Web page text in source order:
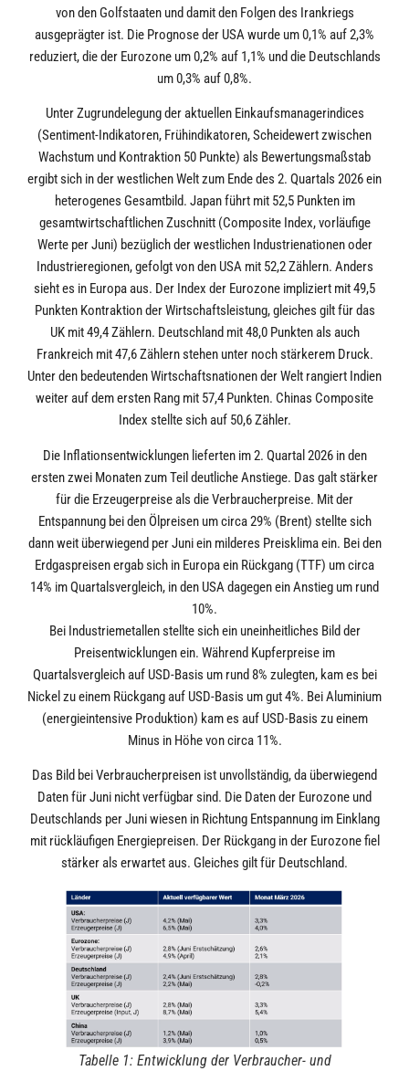
von den Golfstaaten und damit den Folgen des Irankriegs
ausgeprägter ist. Die Prognose der USA wurde um 0,1% auf 2,3%
reduziert, die der Eurozone um 0,2% auf 1,1% und die Deutschlands
um 0,3% auf 0,8%.
Unter Zugrundelegung der aktuellen Einkaufsmanagerindices
(Sentiment-Indikatoren, Frühindikatoren, Scheidewert zwischen
Wachstum und Kontraktion 50 Punkte) als Bewertungsmaßstab
ergibt sich in der westlichen Welt zum Ende des 2. Quartals 2026 ein
heterogenes Gesamtbild. Japan führt mit 52,5 Punkten im
gesamtwirtschaftlichen Zuschnitt (Composite Index, vorläufige
Werte per Juni) bezüglich der westlichen Industrienationen oder
Industrieregionen, gefolgt von den USA mit 52,2 Zählern. Anders
sieht es in Europa aus. Der Index der Eurozone impliziert mit 49,5
Punkten Kontraktion der Wirtschaftsleistung, gleiches gilt für das
UK mit 49,4 Zählern. Deutschland mit 48,0 Punkten als auch
Frankreich mit 47,6 Zählern stehen unter noch stärkerem Druck.
Unter den bedeutenden Wirtschaftsnationen der Welt rangiert Indien
weiter auf dem ersten Rang mit 57,4 Punkten. Chinas Composite
Index stellte sich auf 50,6 Zähler.
Die Inflationsentwicklungen lieferten im 2. Quartal 2026 in den
ersten zwei Monaten zum Teil deutliche Anstiege. Das galt stärker
für die Erzeugerpreise als die Verbraucherpreise. Mit der
Entspannung bei den Ölpreisen um circa 29% (Brent) stellte sich
dann weit überwiegend per Juni ein milderes Preisklima ein. Bei den
Erdgaspreisen ergab sich in Europa ein Rückgang (TTF) um circa
14% im Quartalsvergleich, in den USA dagegen ein Anstieg um rund
10%.
Bei Industriemetallen stellte sich ein uneinheitliches Bild der
Preisentwicklungen ein. Während Kupferpreise im
Quartalsvergleich auf USD-Basis um rund 8% zulegten, kam es bei
Nickel zu einem Rückgang auf USD-Basis um gut 4%. Bei Aluminium
(energieintensive Produktion) kam es auf USD-Basis zu einem
Minus in Höhe von circa 11%.
Das Bild bei Verbraucherpreisen ist unvollständig, da überwiegend
Daten für Juni nicht verfügbar sind. Die Daten der Eurozone und
Deutschlands per Juni wiesen in Richtung Entspannung im Einklang
mit rückläufigen Energiepreisen. Der Rückgang in der Eurozone fiel
stärker als erwartet aus. Gleiches gilt für Deutschland.
Tabelle 1: Entwicklung der Verbraucher- und